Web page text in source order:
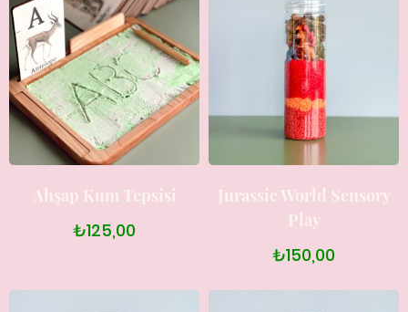
Ahşap Kum Tepsisi
₺125,00
Jurassic World Sensory
Play
₺150,00